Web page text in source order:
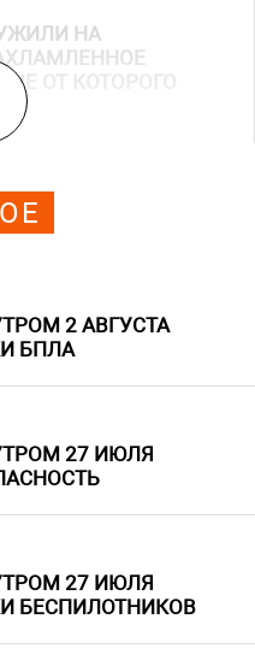
НА
ОТ КОТОРОГО
2 АВГУСТА
БПЛА
27 ИЮЛЯ
27 ИЮЛЯ
БЕСПИЛОТНИКОВ